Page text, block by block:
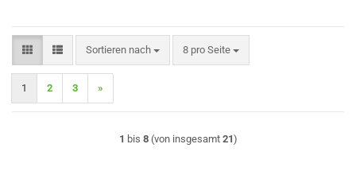
Sortieren nach
Sortieren nach 8 pro Seite
pro Seite
1 2 3 »
1 bis 8(von insgesamt 21)